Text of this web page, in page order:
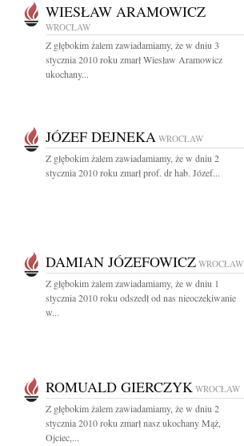
WIESŁAW ARAMOWICZ
WROCŁAW
Z głębokim żalem zawiadamiamy, że w dniu 3
stycznia 2010 roku zmarł Wiesław Aramowicz
ukochany...
JÓZEF DEJNEKA WROCŁAW
Z głębokim żalem zawiadamiamy, że w dniu 2
stycznia 2010 roku zmarł prof. dr hab. Józef...
DAMIAN JÓZEFOWICZ WROCŁAW
Z głębokim żalem zawiadamiamy, że w dniu 1
stycznia 2010 roku odszedł od nas nieoczekiwanie
w...
ROMUALD GIERCZYK WROCŁAW
Z głębokim żalem zawiadamiamy, że w dniu 2
stycznia 2010 roku zmarł nasz ukochany Mąż,
Ojciec,...